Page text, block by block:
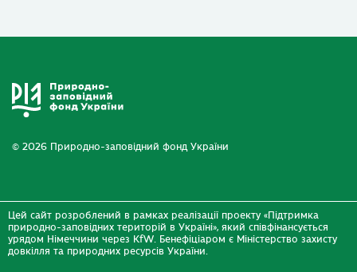
© 2026 Природно-заповідний фонд України
Цей сайт розроблений в рамках реалізації проекту «Підтримка
природно-заповідних територій в Україні», який співфінансується
урядом Німеччини через KfW. Бенефіціаром є Міністерство захисту
довкілля та природних ресурсів України.